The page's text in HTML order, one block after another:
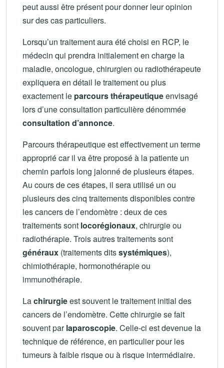
peut aussi être présent pour donner leur opinion
sur des cas particuliers.
Lorsqu’un traitement aura été choisi en RCP, le
médecin qui prendra initialement en charge la
maladie, oncologue, chirurgien ou radiothérapeute
expliquera en détail le traitement ou plus
exactement le parcours thérapeutiqueenvisagé
lors d’une consultation particulière dénommée
consultation d’annonce.
Parcours thérapeutique est effectivement un terme
approprié car il va être proposé à la patiente un
chemin parfois long jalonné de plusieurs étapes.
Au cours de ces étapes, il sera utilisé un ou
plusieurs des cinq traitements disponibles contre
les cancers de l’endomètre : deux de ces
traitements sont locorégionaux, chirurgie ou
radiothérapie. Trois autres traitements sont
généraux (traitements ditssystémiques),
chimiothérapie, hormonothérapie ou
immunothérapie.
Lachirurgieest souvent le traitement initial des
cancers de l’endomètre. Cette chirurgie se fait
souvent parlaparoscopie. Celle-ci est devenue la
technique de référence, en particulier pour les
tumeurs à faible risque ou à risque intermédiaire.